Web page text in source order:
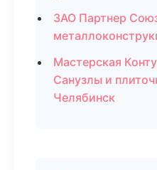
ЗАО Партнер
Мастерская
Санузлы и
Челябинск